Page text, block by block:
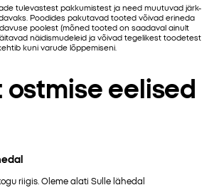
tulevastest pakkumistest ja need muutuvad järk-
Poodides pakutavad tooted võivad erineda
poolest (mõned tooted on saadaval ainult
näidismudeleid ja võivad tegelikest toodetest
kuni varude lõppemiseni.
eelised
riigis. Oleme alati Sulle lähedal